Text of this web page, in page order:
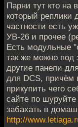
Парни тут кто на
который реплики
частности есть
УВ-26 и прочее
Есть модульные
так же можно под
другие панели
для DCS, причём
прикупить чего
сайте по
забахать в
http://